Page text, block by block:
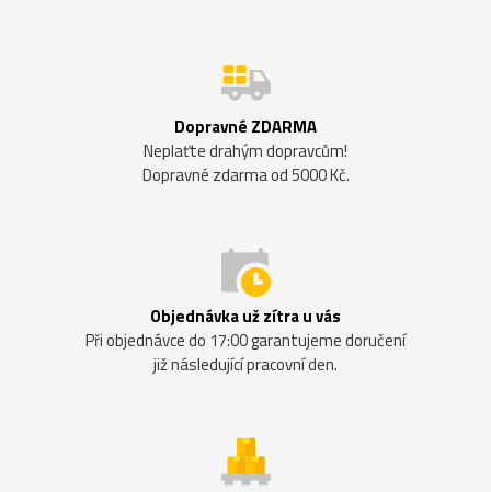
Dopravné ZDARMA
Neplaťte drahým dopravcům!
Dopravné zdarma od 5000 Kč.
Objednávka už zítra u vás
Při objednávce do 17:00 garantujeme doručení
již následující pracovní den.